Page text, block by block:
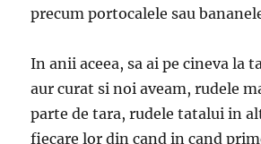
precum portocalele sau
In anii aceea, sa ai pe cineva la
aur curat si noi aveam, rudele
parte de tara, rudele tatalui in
fiecare lor din cand in cand